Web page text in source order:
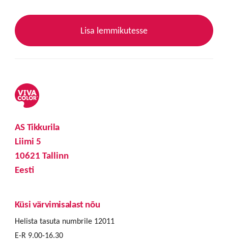
Lisa lemmikutesse
AS Tikkurila
Liimi 5
10621 Tallinn
Eesti
Küsi värvimisalast nõu
Helista tasuta numbrile 12011
E-R 9.00-16.30